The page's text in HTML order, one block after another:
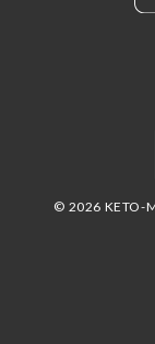
© 2026 KETO-